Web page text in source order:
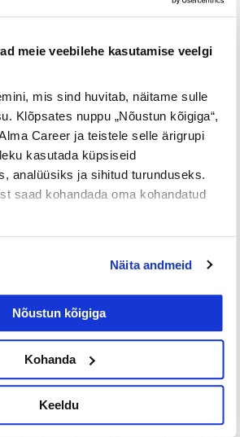
meie veebilehe kasutamise veelgi
mis sind huvitab, näitame sulle
Klõpsates nuppu „Nõustun kõigiga“,
Career ja teistele selle ärigrupi
kasutada küpsiseid
analüüsiks ja sihitud turunduseks.
saad kohandada oma kohandatud
Näita andmeid
Nõustun kõigiga
Kohanda
Keeldu
esmalt ise väga hästi
Tihtipeale inimesed lahkuvad
kõrgema pakutud
Hiljem avastatakse, et
emotsioonide ajendil – ei
uue tööandja brändiga ja
ei oodata nii suurt
julgen öelda, et
leidmiseks on kuulutuse
raharessurssi, tuleb võtta
vormistada korrektne
vastavuses tööandja
millist töötajat soovitakse